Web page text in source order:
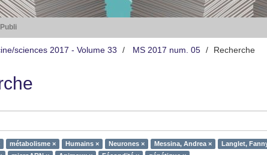
sciences 2017 - Volume 33 MS 2017 num. 05 Recherche
métabolisme × Humains × Neurones × Messina, Andrea × Langlet,